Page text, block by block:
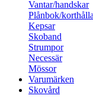
Vantar/handskar
Plånbok/
Kepsar
Skoband
Strumpor
Necessär
Mössor
Varumärken
Skovård